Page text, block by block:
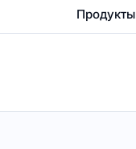
Продукты